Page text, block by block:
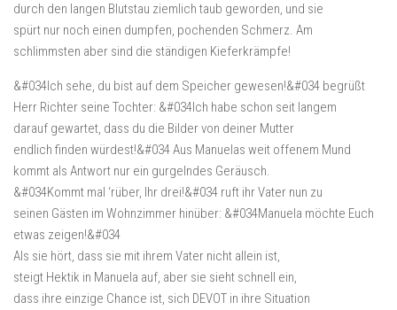
durch den langen Blutstau ziemlich taub geworden, und sie
spürt nur noch einen dumpfen, pochenden Schmerz. Am
schlimmsten aber sind die ständigen Kieferkrämpfe!
&#034Ich sehe, du bist auf dem Speicher gewesen!&#034 begrüßt
Herr Richter seine Tochter: &#034Ich habe schon seit langem
darauf gewartet, dass du die Bilder von deiner Mutter
endlich finden würdest!&#034 Aus Manuelas weit offenem Mund
kommt als Antwort nur ein gurgelndes Geräusch.
&#034Kommt mal ‘rüber, Ihr drei!&#034 ruft ihr Vater nun zu
seinen Gästen im Wohnzimmer hinüber: &#034Manuela möchte Euch
etwas zeigen!&#034
Als sie hört, dass sie mit ihrem Vater nicht allein ist,
steigt Hektik in Manuela auf, aber sie sieht schnell ein,
dass ihre einzige Chance ist, sich DEVOT in ihre Situation